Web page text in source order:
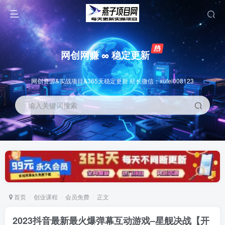
网创网赚 ∞ 稳定更新
网创资源&实战项目&365天稳定更新 站长微信：xufei008123
输入关键词搜索
首页 创业课程 会员免费 正文
2023抖音最新最火爆弹幕互动游戏–星舰决战【开